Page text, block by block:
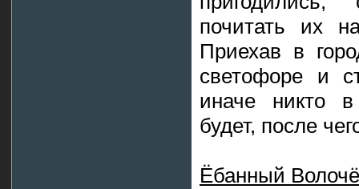
почитать их
Приехав в
светофоре и
иначе никто в
будет, после
Ёбанный